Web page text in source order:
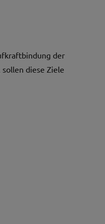
der
diese Ziele